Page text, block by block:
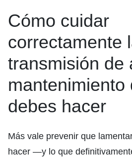
Cómo cuidar
correctamente
transmisión
debes hacer
Más vale prevenir que
hacer —y lo que